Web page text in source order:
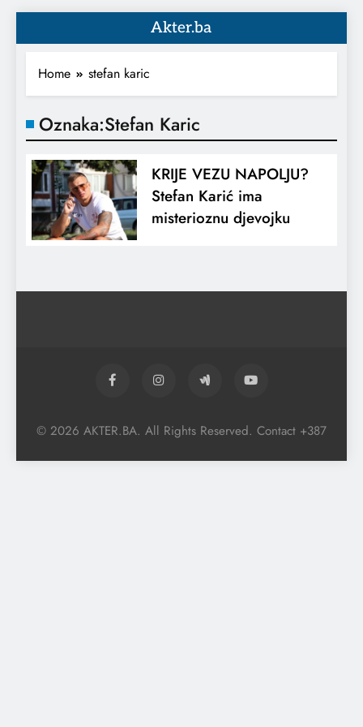
Akter.ba
Home stefan karic
Oznaka:Stefan Karic
KRIJE VEZU NAPOLJU?
Stefan Karić ima
misterioznu djevojku
© 2026 AKTER.BA. All Rights Reserved. Contact +387